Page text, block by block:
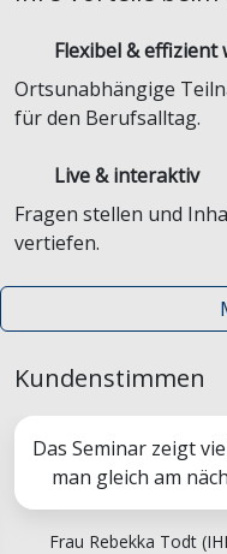
Flexibel & effizient
Ortsunabhängige
für den Berufsalltag.
Live & interaktiv
Fragen stellen und
vertiefen.
Kundenstimmen
Das Seminar zeigt
man gleich am
Frau Rebekka Todt